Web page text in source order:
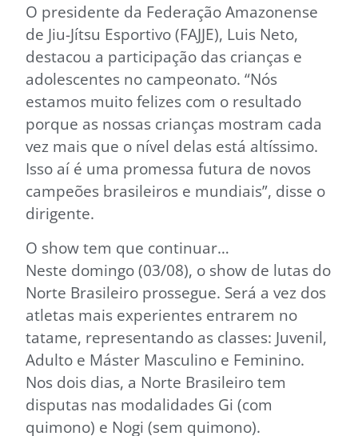
O presidente da Federação Amazonense
de Jiu-Jítsu Esportivo (FAJJE), Luis Neto,
destacou a participação das crianças e
adolescentes no campeonato. “Nós
estamos muito felizes com o resultado
porque as nossas crianças mostram cada
vez mais que o nível delas está altíssimo.
Isso aí é uma promessa futura de novos
campeões brasileiros e mundiais”, disse o
dirigente.
O show tem que continuar…
Neste domingo (03/08), o show de lutas do
Norte Brasileiro prossegue. Será a vez dos
atletas mais experientes entrarem no
tatame, representando as classes: Juvenil,
Adulto e Máster Masculino e Feminino.
Nos dois dias, a Norte Brasileiro tem
disputas nas modalidades Gi (com
quimono) e Nogi (sem quimono).